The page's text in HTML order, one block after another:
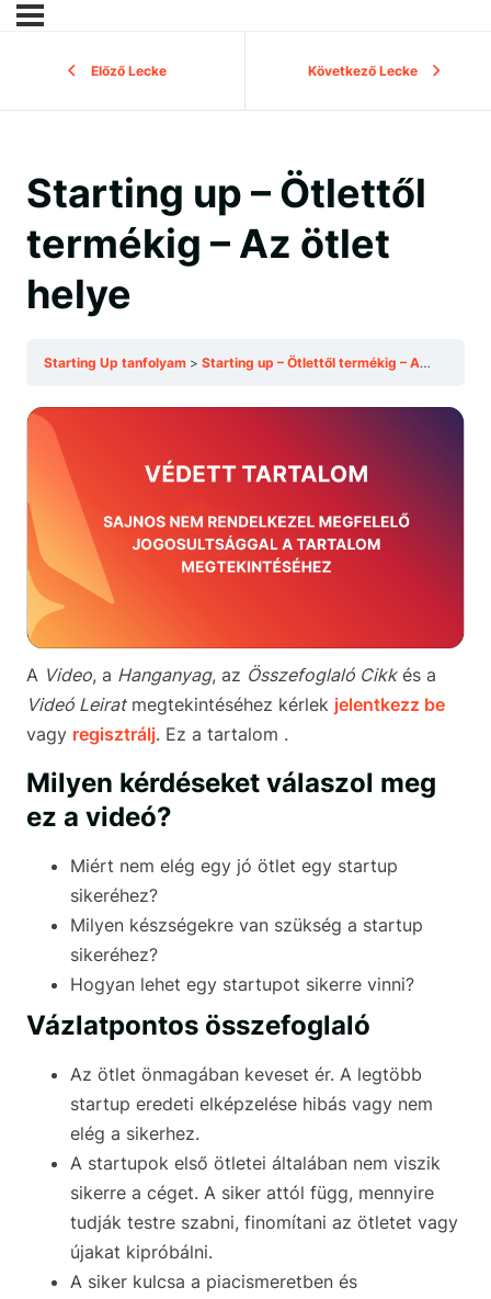
Előző Lecke Következő Lecke
Starting up – Ötlettől
termékig – Az ötlet
helye
Starting Up tanfolyam Starting up – Ötlettől termékig – Az ötlet helye
A Video, a Hanganyag, az Összefoglaló Cikkés a
Videó Leiratmegtekintéséhez kérlek jelentkezz be
vagy regisztrálj. Ez a tartalom .
Milyen kérdéseket válaszol meg
ez a videó?
Miért nem elég egy jó ötlet egy startup
sikeréhez?
Milyen készségekre van szükség a startup
sikeréhez?
Hogyan lehet egy startupot sikerre vinni?
Vázlatpontos összefoglaló
Az ötlet önmagában keveset ér. A legtöbb
startup eredeti elképzelése hibás vagy nem
elég a sikerhez.
A startupok első ötletei általában nem viszik
sikerre a céget. A siker attól függ, mennyire
tudják testre szabni, finomítani az ötletet vagy
újakat kipróbálni.
A siker kulcsa a piacismeretben és